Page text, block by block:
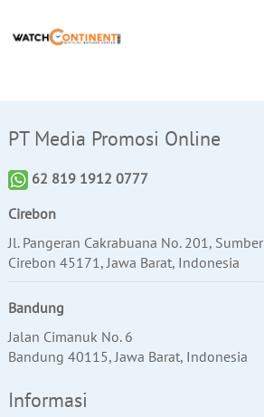
PT Media Promosi Online
62 819 1912 0777
Cirebon
Jl. Pangeran Cakrabuana No. 201, Sumber
Cirebon 45171, Jawa Barat, Indonesia
Bandung
Jalan Cimanuk No. 6
Bandung 40115, Jawa Barat, Indonesia
Informasi